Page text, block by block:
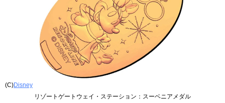
(C)Disney
リゾートゲートウェイ・ステーション：スーベニアメダル